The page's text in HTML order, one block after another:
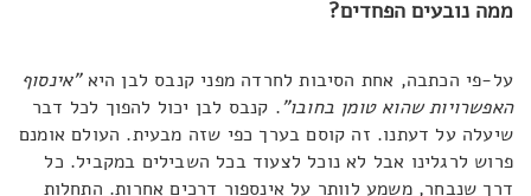
ממה נובעים הפחדים?
על-פי הכתבה, אחת הסיבות לחרדה מפני קנבס לבן היא"אינסוף
האפשרויות שהוא טומן בחובו". קנבס לבן יכול להפוך לכל דבר
שיעלה על דעתנו. זה קוסם בערך כפי שזה מבעית. העולם אומנם
פרוש לרגלינו אבל לא נוכל לצעוד בכל השבילים במקביל. כל
דרך שנבחר, משמע לוותר על אינספור דרכים אחרות. התחלות